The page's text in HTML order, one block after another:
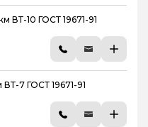
ВТ-10 ГОСТ 19671-91
7 ГОСТ 19671-91